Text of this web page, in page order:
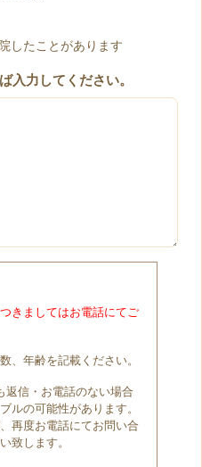
したことがあります
入力してください。
きましてはお電話にてご
、年齢を記載ください。
返信・お電話のない場合
ルの可能性があります。
再度お電話にてお問い合
致します。